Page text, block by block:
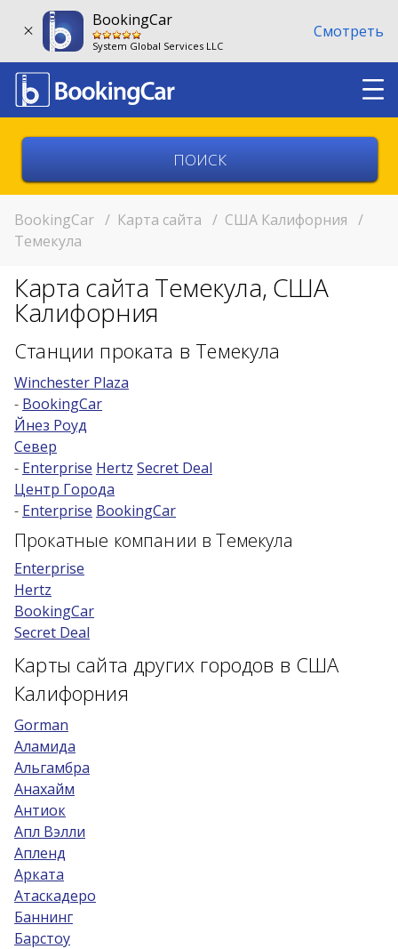
BookingCar
System Global Services LLC
Смотреть
Выберите город
Возврат в другом месте?
Возраст 25-70 лет?
Купон/промо
BookingCar / Карта сайта / США Калифорния /
Темекула
Карта сайта Темекула, США
Калифорния
Станции проката в Темекула
Winchester Plaza
- BookingCar
Йнез Роуд
Север
- Enterprise Hertz Secret Deal
Центр Города
- Enterprise BookingCar
Прокатные компании в Темекула
Enterprise
Hertz
BookingCar
Secret Deal
Карты сайта других городов в США
Калифорния
Gorman
Аламида
Альгамбра
Анахайм
Антиок
Апл Вэлли
Апленд
Арката
Атаскадеро
Баннинг
Барстоу